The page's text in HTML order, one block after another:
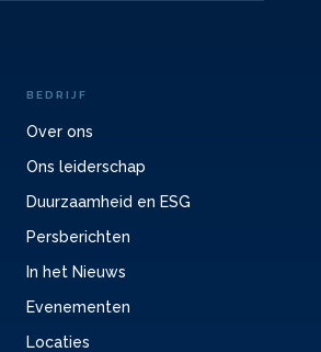
BEDRIJF
Over ons
Ons leiderschap
Duurzaamheid en ESG
Persberichten
In het Nieuws
Evenementen
Locaties